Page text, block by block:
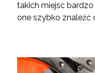
takich miejsc
one szybko znaleźć